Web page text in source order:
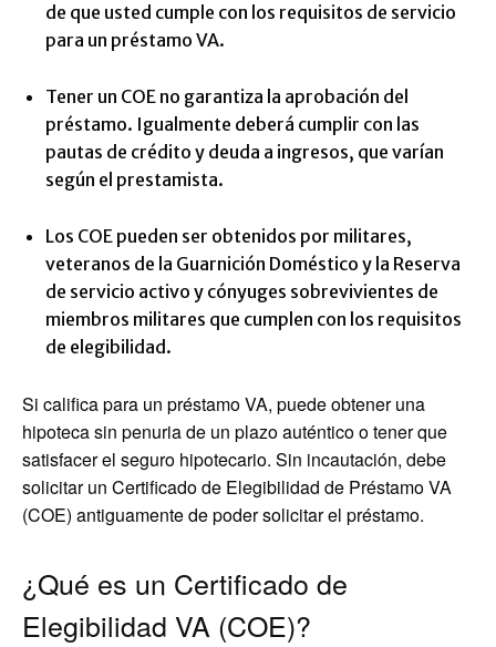
de que usted cumple con los requisitos de servicio
para un préstamo VA.
Tener un COE no garantiza la aprobación del
préstamo. Igualmente deberá cumplir con las
pautas de crédito y deuda a ingresos, que varían
según el prestamista.
Los COE pueden ser obtenidos por militares,
veteranos de la Guarnición Doméstico y la Reserva
de servicio activo y cónyuges sobrevivientes de
miembros militares que cumplen con los requisitos
de elegibilidad.
Si califica para un préstamo VA, puede obtener una
hipoteca sin penuria de un plazo auténtico o tener que
satisfacer el seguro hipotecario. Sin incautación, debe
solicitar un Certificado de Elegibilidad de Préstamo VA
(COE) antiguamente de poder solicitar el préstamo.
¿Qué es un Certificado de
Elegibilidad VA (COE)?